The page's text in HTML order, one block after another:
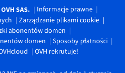
SAS.
Informacje prawne
Zarządzanie plikami cookie
abonentów domen
domen
Sposoby płatności
OVH rekrutuje!